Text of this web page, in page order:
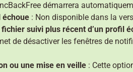
démarrera
échoue : Non disponible dans la
suivi plus récent d’un profil
de désactiver les fenêtres de
ou une mise en veille : Cette